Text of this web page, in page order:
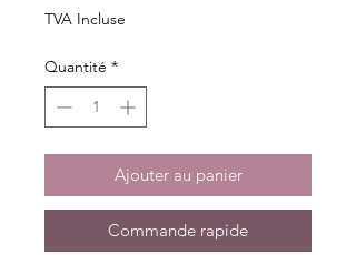
TVA Incluse
Quantité *
Ajouter au panier
Commande rapide